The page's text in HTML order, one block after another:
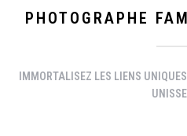
PHOTOGRAPHE
IMMORTALISEZ LES LIENS